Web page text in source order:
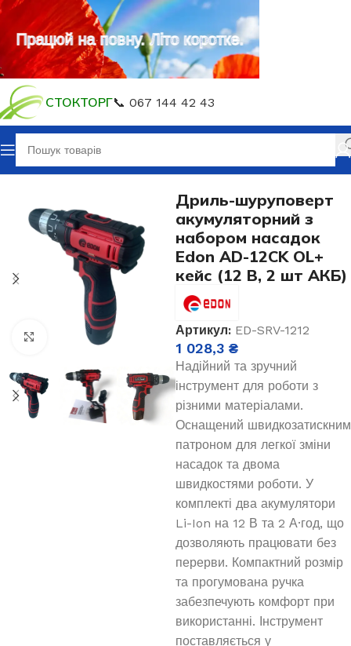
СТОКТОРГ📞 067 144 42 43
Головна Акумуляторний інструмент
Клацніть, щоб збільшити
Дриль-шуруповерт
акумуляторний з
набором насадок
Edon AD-12CK OL+
кейс (12 В, 2 шт АКБ)
Артикул: ED-SRV-1212
1 028,3 ₴
Надійний та зручний
інструмент для роботи з
різними матеріалами.
Оснащений швидкозатискним
патроном для легкої зміни
насадок та двома
швидкостями роботи. У
комплекті два акумулятори
Li-Ion на 12 В та 2 А·год, що
дозволяють працювати без
перерви. Компактний розмір
та прогумована ручка
забезпечують комфорт при
використанні. Інструмент
поставляється у
Працюй на повну. Літо коротке.